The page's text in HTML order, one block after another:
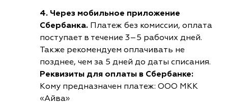
4. Через мобильное приложение
Сбербанка. Платеж без комиссии, оплата
поступает в течение 3–5 рабочих дней.
Также рекомендуем оплачивать не
позднее, чем за 5 дней до даты списания.
Реквизиты для оплаты в Сбербанке:
Кому предназначен платеж: ООО МКК
«Айва»